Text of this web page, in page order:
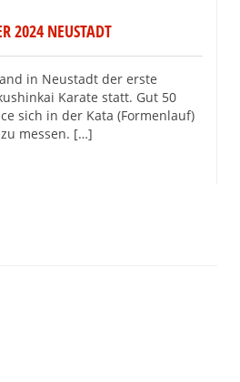
2024 NEUSTADT
in Neustadt der erste
Karate statt. Gut 50
sich in der Kata (Formenlauf)
messen. […]